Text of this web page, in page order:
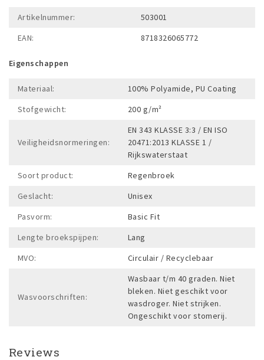
Artikelnummer:
503001
EAN:
8718326065772
Eigenschappen
Materiaal:
100% Polyamide, PU Coating
Stofgewicht:
200 g/m²
Veiligheidsnormeringen:
EN 343 KLASSE 3:3 / EN ISO
20471:2013 KLASSE 1 /
Rijkswaterstaat
Soort product:
Regenbroek
Geslacht:
Unisex
Pasvorm:
Basic Fit
Lengte broekspijpen:
Lang
MVO:
Circulair / Recyclebaar
Wasvoorschriften:
Wasbaar t/m 40 graden. Niet
bleken. Niet geschikt voor
wasdroger. Niet strijken.
Ongeschikt voor stomerij.
Reviews